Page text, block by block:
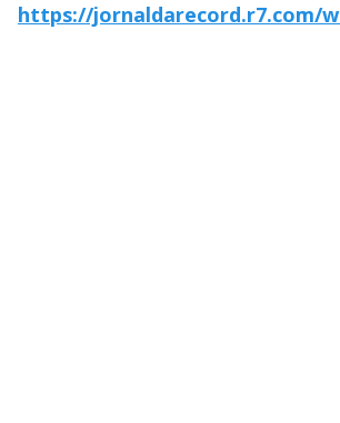
https://jornaldarecord.r7.com/